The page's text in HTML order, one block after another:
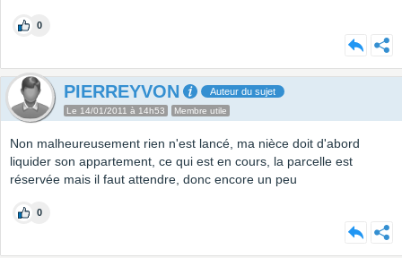
0
PIERREYVON Auteur du sujet
Le 14/01/2011 à 14h53 Membre utile
Non malheureusement rien n'est lancé, ma nièce doit d'abord
liquider son appartement, ce qui est en cours, la parcelle est
réservée mais il faut attendre, donc encore un peu
0